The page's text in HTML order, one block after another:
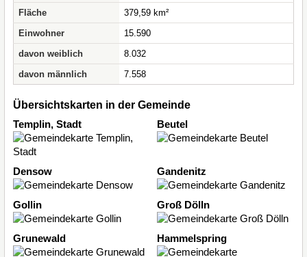
Fläche
379,59 km²
Einwohner
15.590
davon weiblich
8.032
davon männlich
7.558
Übersichtskarten in der Gemeinde
Templin, Stadt
Beutel
Densow Gandenitz
Gollin Groß Dölln
Grunewald Hammelspring